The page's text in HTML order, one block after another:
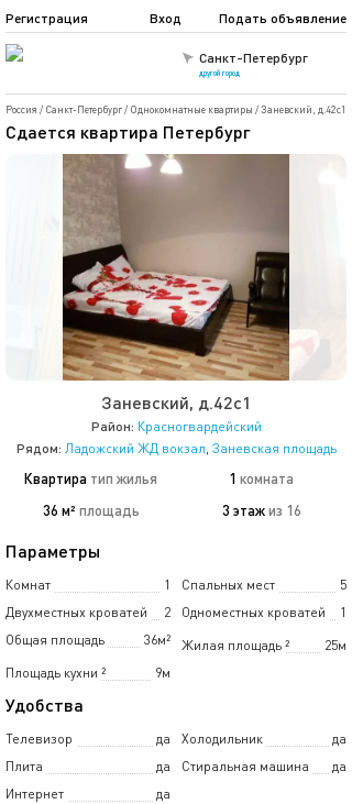
Санкт-Петербург
другой город
Подать объявление
Регистрация Вход
Россия / Санкт-Петербург/ Однокомнатные квартиры /Заневский, д.42с1
Сдается квaртирa Петербург
Заневский, д.42с1
Район: Красногвардейский
Рядом: Ладожский ЖД вокзал, Заневская площадь
Квартира тип жилья 1 комната
36 м² площадь 3 этаж из 16
Параметры
Комнат 1 Спальных мест
5
Двухместных кроватей
2 Одноместных кроватей
1
Общая площадь
36м² Жилая площадь 25м
²
Площадь кухни
9м
²
Удобства
Телевизор да Холодильник
да
Плита
да Стиральная машина
да
Интернет
да